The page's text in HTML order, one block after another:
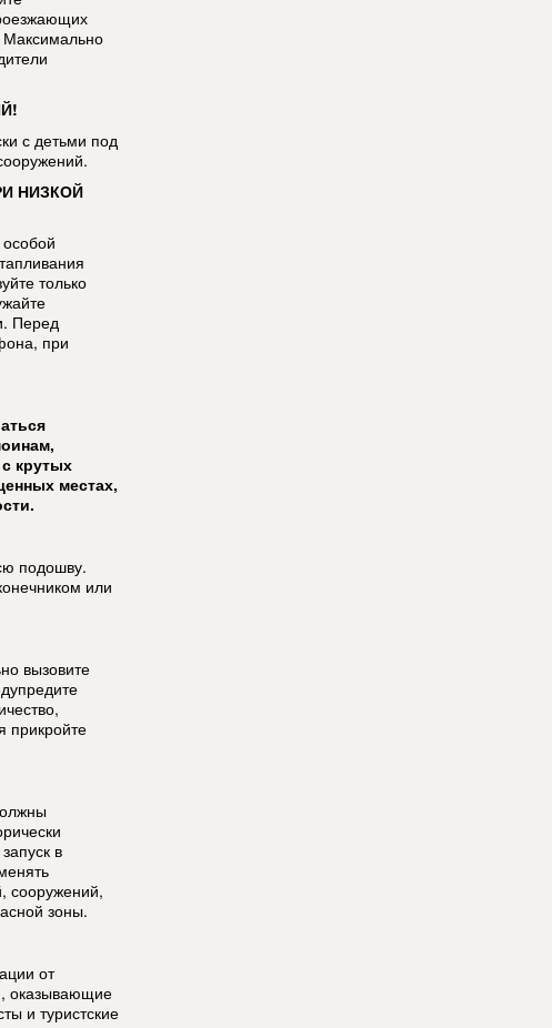
с детьми под
НИЗКОЙ
только
Перед
при
крутых
местах,
подошву.
или
вызовите
прикройте
в
сооружений,
зоны.
от
оказывающие
и туристские